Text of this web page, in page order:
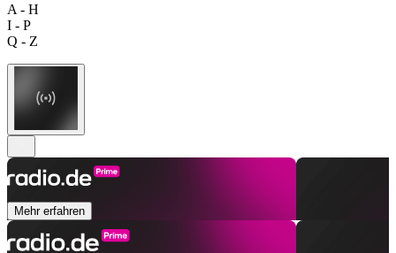
A - H
I - P
Q - Z
Mehr erfahren